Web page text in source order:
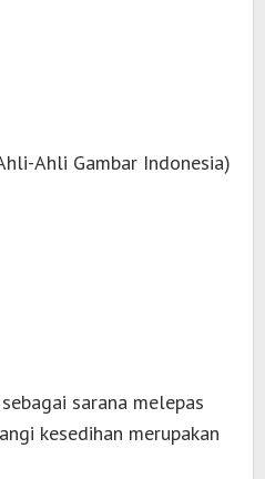
Ahli Gambar Indonesia)
sarana melepas
kesedihan merupakan